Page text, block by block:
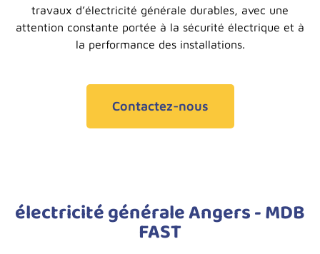
travaux d’électricité générale durables, avec une
attention constante portée à la sécurité électrique et à
la performance des installations.
Contactez-nous
électricité générale Angers - MDB
FAST